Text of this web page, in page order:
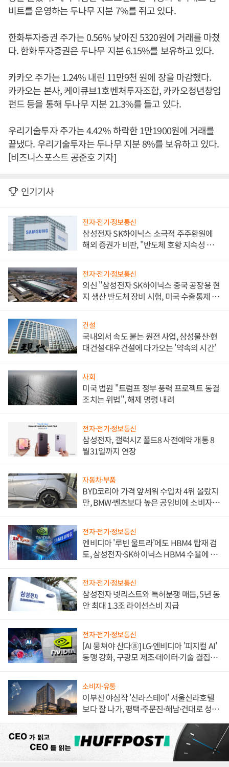
비트를 운영하는 두나무 지분 7%를 쥐고 있다.
한화투자증권 주가는 0.56% 낮아진 5320원에 거래를 마쳤
다. 한화투자증권은 두나무 지분 6.15%를 보유하고 있다.
카카오 주가는 1.24% 내린 11만9천 원에 장을 마감했다.
카카오는 본사, 케이큐브1호벤처투자조합, 카카오청년창업
펀드 등을 통해 두나무 지분 21.3%를 들고 있다.
우리기술투자 주가는 4.42% 하락한 1만1900원에 거래를
끝냈다. 우리기술투자는 두나무 지분 8%를 보유하고 있다.
[비즈니스포스트 공준호 기자]
인기기사
전자·전기·정보통신
삼성전자 SK하이닉스 소극적 주주환원에
해외 증권가 비판, "반도체 호황 지속성 의
전자·전기·정보통신
외신 "삼성전자 SK하이닉스 중국 공장용 현
지 생산 반도체 장비 시험, 미국 수출통제 대
건설
국내외서 속도 붙는 원전 사업, 삼성물산·현
대건설·대우건설에 다가오는 '약속의 시간'
사회
미국 법원 "트럼프 정부 풍력 프로젝트 동결
조치는 위법", 해제 명령 내려
전자·전기·정보통신
삼성전자, 갤럭시Z 폴드8 사전예약 개통 8
월31일까지 연장
자동차·부품
BYD코리아 가격 앞세워 수입차 4위 올랐지
만, BMW·벤츠보다 높은 공임비에 소비자
전자·전기·정보통신
엔비디아 '루빈 울트라'에도 HBM4 탑재 검
토, 삼성전자·SK하이닉스 HBM4 수율에 주
전자·전기·정보통신
삼성전자 넷리스트와 특허분쟁 매듭, 5년 동
안 최대 1.3조 라이선스비 지급
전자·전기·정보통신
[AI 뭉쳐야 산다⑧] LG·엔비디아 '피지컬 AI'
동맹 강화, 구광모 제조·데이터·기술 결집
소비자·유통
이부진 야심작 '신라스테이' 서울신라호텔
보다 잘 나가, 평택·주문진·해남·건대로 성